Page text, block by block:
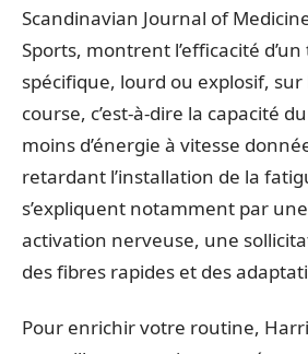
Scandinavian Journal of
Sports, montrent l’efficacité
spécifique, lourd ou explosif, sur
course, c’est-à-dire la capacité
moins d’énergie à vitesse
retardant l’installation de la
s’expliquent notamment par
activation nerveuse, une
des fibres rapides et des
Pour enrichir votre routine,